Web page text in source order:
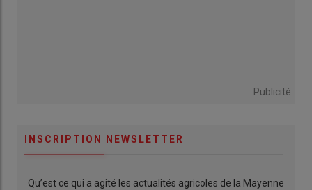
Publicité
INSCRIPTION NEWSLETTER
Qu’est ce qui a agité les actualités agricoles de la Mayenne